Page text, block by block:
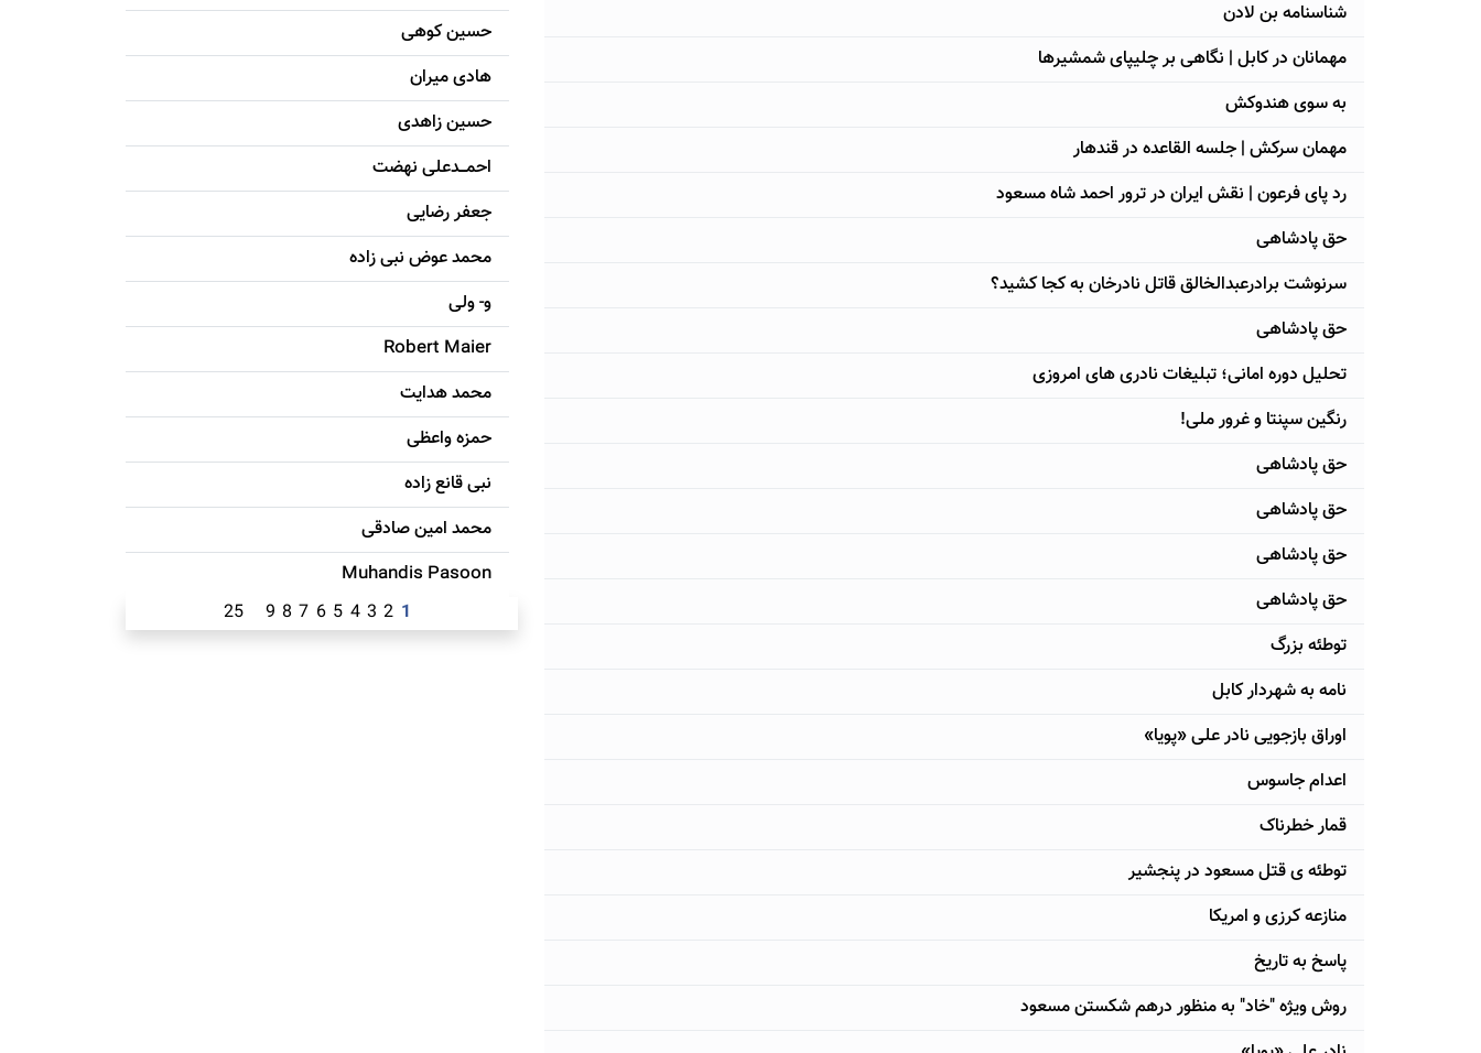
شناسنامه بن لادن
مهمانان در کابل | نگاهی بر چلیپای شمشیرها
به سوی هندوکش
مهمان سرکش | جلسه القاعده در قندهار
رد پای فرعون | نقش ایران در ترور احمد شاه مسعود
حق پادشاهی
سرنوشت برادرعبدالخالق قاتل نادرخان به کجا کشید؟
حق پادشاهی
تحليل دوره امانی؛ تبليغات نادری های امروزی
رنگین سپنتا و غرور ملی!
حق پادشاهی
حق پادشاهی
حق پادشاهی
حق پادشاهی
توطئه بزرگ
نامه به شهردار کابل
اوراق بازجویی نادر علی «پویا»
اعدام جاسوس
قمار خطرناک
توطئه ی قتل مسعود در پنجشیر
منازعه کرزی و امریکا
پاسخ به تاریخ
روش ویژه "خاد" به منظور درهم شکستن مسعود
حسين کوهی
هادی ميران
حسين زاهدی
احمـــدعلی نهضت
جعفر رضایی
محمد عوض نبی زاده
و- ولی
Robert Maier
محمد هدایت
حمزه واعظی
نبی قانع زاده
محمد امين صادقی
Muhandis Pasoon
1
2
3
4
5
6
7
8
9
25